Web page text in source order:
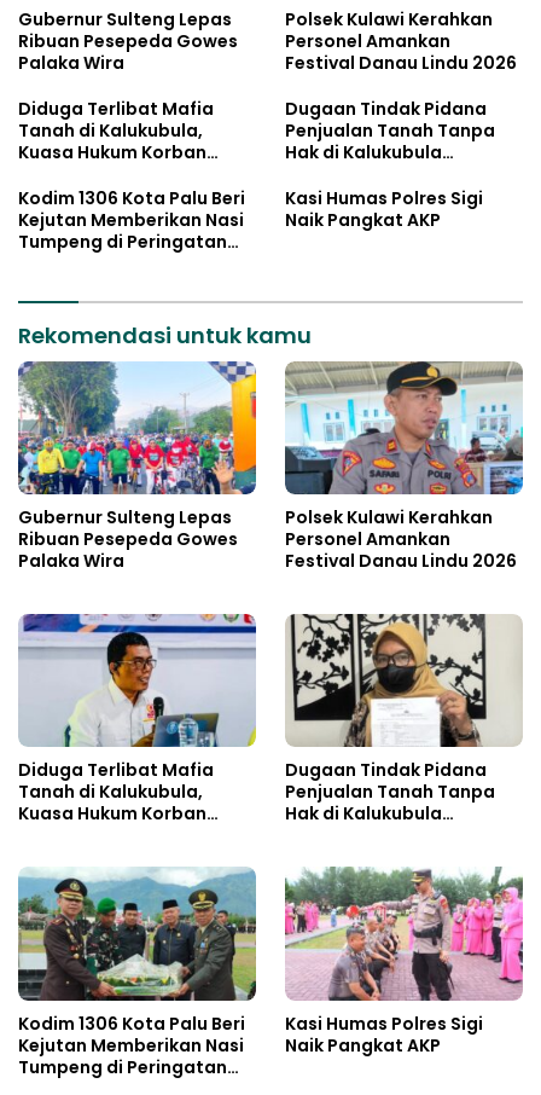
Gubernur Sulteng Lepas
Ribuan Pesepeda Gowes
Palaka Wira
Polsek Kulawi Kerahkan
Personel Amankan
Festival Danau Lindu 2026
Diduga Terlibat Mafia
Tanah di Kalukubula,
Kuasa Hukum Korban
Oknum Aparat Desa
Dugaan Tindak Pidana
Penjualan Tanah Tanpa
Hak di Kalukubula
Kodim 1306 Kota Palu Beri
Kejutan Memberikan Nasi
Tumpeng di Peringatan
Kasi Humas Polres Sigi
Naik Pangkat AKP
Rekomendasi untuk kamu
Gubernur Sulteng Lepas
Ribuan Pesepeda Gowes
Palaka Wira
Polsek Kulawi Kerahkan
Personel Amankan
Festival Danau Lindu 2026
Diduga Terlibat Mafia
Tanah di Kalukubula,
Kuasa Hukum Korban
Dugaan Tindak Pidana
Penjualan Tanah Tanpa
Hak di Kalukubula
Kodim 1306 Kota Palu Beri
Kejutan Memberikan Nasi
Tumpeng di Peringatan
Kasi Humas Polres Sigi
Naik Pangkat AKP